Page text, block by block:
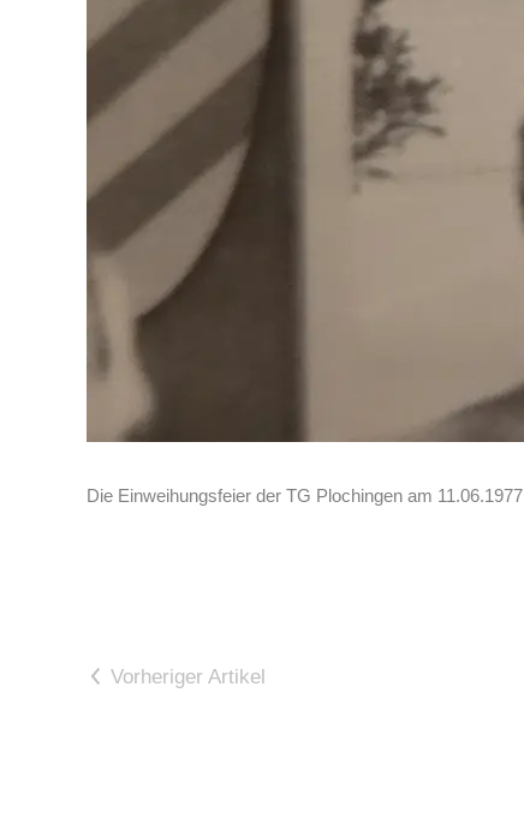
Die Einweihungsfeier der TG Plochingen am 11.06.1977
Vorheriger Artikel